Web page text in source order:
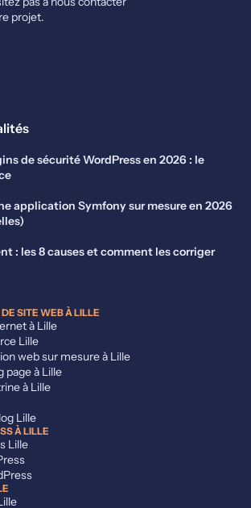
projet.
de sécurité WordPress en 2026 : le
application Symfony sur mesure en 2026
: les 8 causes et comment les corriger
SITE WEB À LILLE
à Lille
Lille
web sur mesure à Lille
page à Lille
à Lille
Lille
À LILLE
Lille